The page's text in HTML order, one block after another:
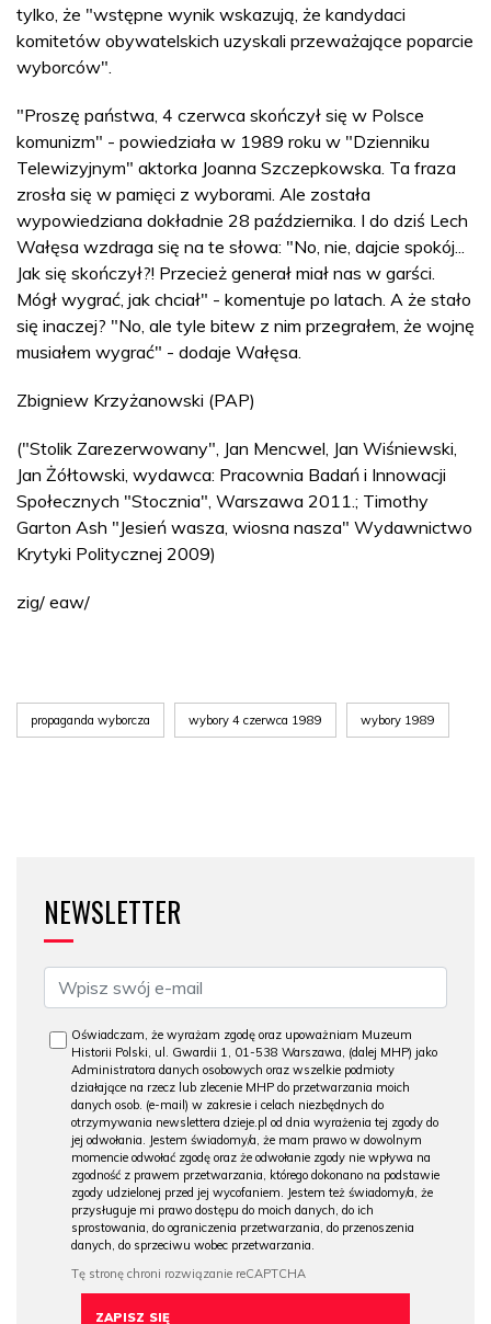
tylko, że "wstępne wynik wskazują, że kandydaci
komitetów obywatelskich uzyskali przeważające poparcie
wyborców".
"Proszę państwa, 4 czerwca skończył się w Polsce
komunizm" - powiedziała w 1989 roku w "Dzienniku
Telewizyjnym" aktorka Joanna Szczepkowska. Ta fraza
zrosła się w pamięci z wyborami. Ale została
wypowiedziana dokładnie 28 października. I do dziś Lech
Wałęsa wzdraga się na te słowa: "No, nie, dajcie spokój...
Jak się skończył?! Przecież generał miał nas w garści.
Mógł wygrać, jak chciał" - komentuje po latach. A że stało
się inaczej? "No, ale tyle bitew z nim przegrałem, że wojnę
musiałem wygrać" - dodaje Wałęsa.
Zbigniew Krzyżanowski (PAP)
("Stolik Zarezerwowany", Jan Mencwel, Jan Wiśniewski,
Jan Żółtowski, wydawca: Pracownia Badań i Innowacji
Społecznych "Stocznia", Warszawa 2011.; Timothy
Garton Ash "Jesień wasza, wiosna nasza" Wydawnictwo
Krytyki Politycznej 2009)
zig/ eaw/
propaganda wyborcza wybory 4 czerwca 1989 wybory 1989
NEWSLETTER
Oświadczam, że wyrażam zgodę oraz upoważniam Muzeum
Historii Polski, ul. Gwardii 1, 01-538 Warszawa, (dalej MHP) jako
Administratora danych osobowych oraz wszelkie podmioty
działające na rzecz lub zlecenie MHP do przetwarzania moich
danych osob. (e-mail) w zakresie i celach niezbędnych do
otrzymywania newslettera dzieje.pl od dnia wyrażenia tej zgody do
jej odwołania. Jestem świadomy/a, że mam prawo w dowolnym
momencie odwołać zgodę oraz że odwołanie zgody nie wpływa na
zgodność z prawem przetwarzania, którego dokonano na podstawie
zgody udzielonej przed jej wycofaniem. Jestem też świadomy/a, że
przysługuje mi prawo dostępu do moich danych, do ich
sprostowania, do ograniczenia przetwarzania, do przenoszenia
danych, do sprzeciwu wobec przetwarzania.